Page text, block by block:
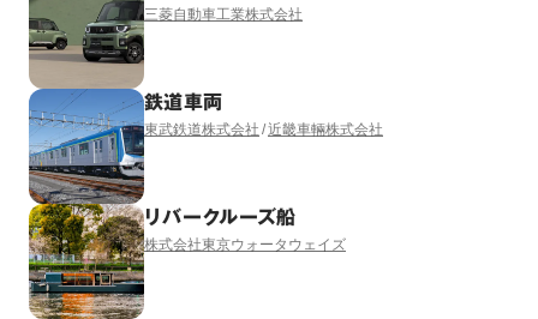
三菱自動車工業株式会社
鉄道車両
東武鉄道株式会社 近畿車輛株式会社
リバークルーズ船
株式会社東京ウォータウェイズ